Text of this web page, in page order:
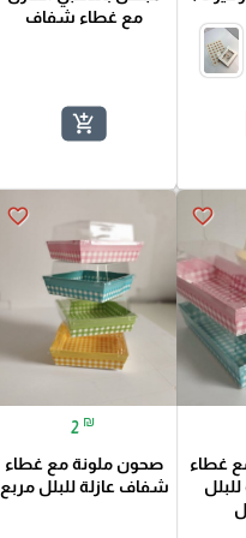
مع غطاء شفاف
add_shopping_cart
favorite_border
غطاء
favorite_border
2 ₪
صحون ملونة مع غطاء
شفاف عازلة للبلل مربع